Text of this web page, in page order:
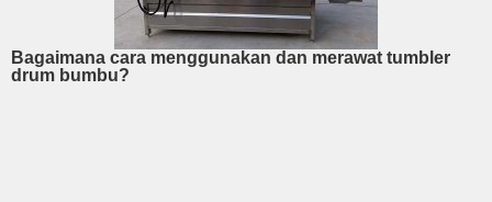
Bagaimana cara menggunakan dan merawat tumbler
drum bumbu?